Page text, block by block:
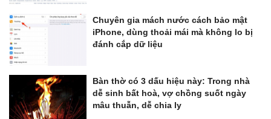
Chuyên gia mách nước cách bảo mật
iPhone, dùng thoải mái mà không lo bị
đánh cắp dữ liệu
Bàn thờ có 3 dấu hiệu này: Trong nhà
dễ sinh bất hoà, vợ chồng suốt ngày
mâu thuẫn, dễ chia ly